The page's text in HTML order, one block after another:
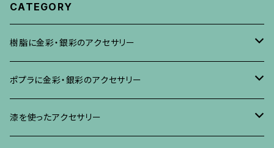
CATEGORY
樹脂に金彩・銀彩のアクセサリー
ブローチ
イヤリング・ピアス
ポプラに金彩・銀彩のアクセサリー
ブローチ
漆を使ったアクセサリー